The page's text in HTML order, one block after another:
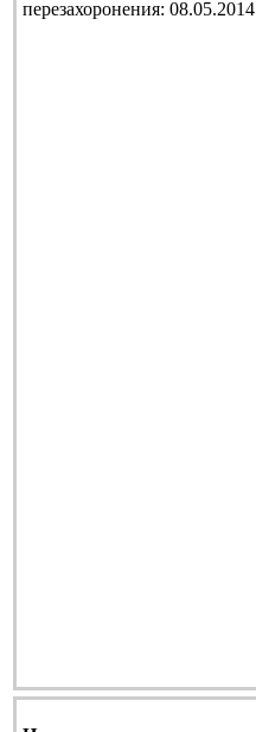
перезахоронения: 08.05.2014